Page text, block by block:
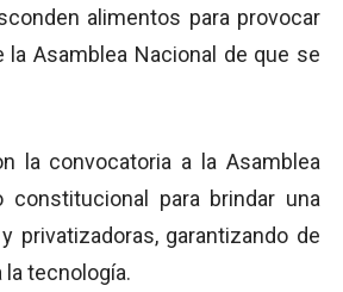
alimentos para provocar
Asamblea Nacional de que se
la convocatoria a la Asamblea
constitucional para brindar una
privatizadoras, garantizando de
la tecnología.